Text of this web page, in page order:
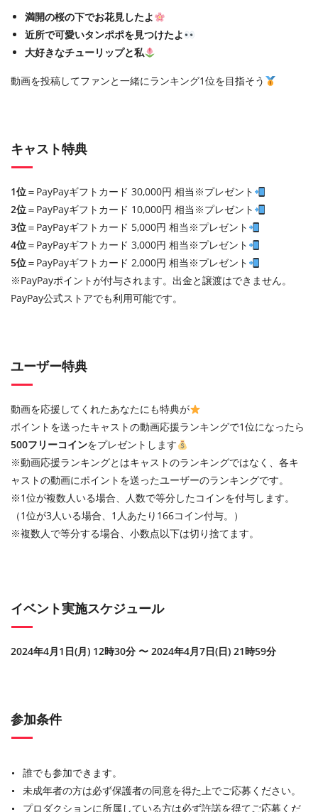
満開の桜の下でお花見したよ
近所で可愛いタンポポを見つけたよ
大好きなチューリップと私
動画を投稿してファンと一緒にランキング1位を目指そう
キャスト特典
1位＝PayPayギフトカード 30,000円 相当※プレゼント
2位＝PayPayギフトカード 10,000円 相当※プレゼント
3位＝PayPayギフトカード 5,000円 相当※プレゼント
4位＝PayPayギフトカード 3,000円 相当※プレゼント
5位＝PayPayギフトカード 2,000円 相当※プレゼント
※PayPayポイントが付与されます。出金と譲渡はできません。
PayPay公式ストアでも利用可能です。
ユーザー特典
動画を応援してくれたあなたにも特典が
ポイントを送ったキャストの動画応援ランキングで1位になったら
500フリーコインをプレゼントします
※動画応援ランキングとはキャストのランキングではなく、各キ
ャストの動画にポイントを送ったユーザーのランキングです。
※1位が複数人いる場合、人数で等分したコインを付与します。
（1位が3人いる場合、1人あたり166コイン付与。）
※複数人で等分する場合、小数点以下は切り捨てます。
イベント実施スケジュール
2024年4月1日(月) 12時30分 〜 2024年4月7日(日) 21時59分
参加条件
誰でも参加できます。
未成年者の方は必ず保護者の同意を得た上でご応募ください。
プロダクションに所属している方は必ず許諾を得てご応募くだ